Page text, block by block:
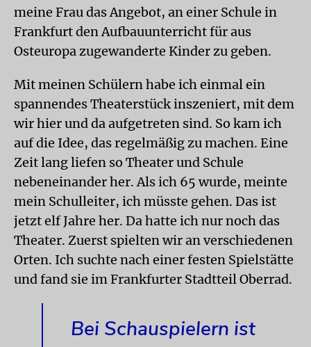
meine Frau das Angebot, an einer Schule in
Frankfurt den Aufbauunterricht für aus
Osteuropa zugewanderte Kinder zu geben.
Mit meinen Schülern habe ich einmal ein
spannendes Theaterstück inszeniert, mit dem
wir hier und da aufgetreten sind. So kam ich
auf die Idee, das regelmäßig zu machen. Eine
Zeit lang liefen so Theater und Schule
nebeneinander her. Als ich 65 wurde, meinte
mein Schulleiter, ich müsste gehen. Das ist
jetzt elf Jahre her. Da hatte ich nur noch das
Theater. Zuerst spielten wir an verschiedenen
Orten. Ich suchte nach einer festen Spielstätte
und fand sie im Frankfurter Stadtteil Oberrad.
Bei Schauspielern ist